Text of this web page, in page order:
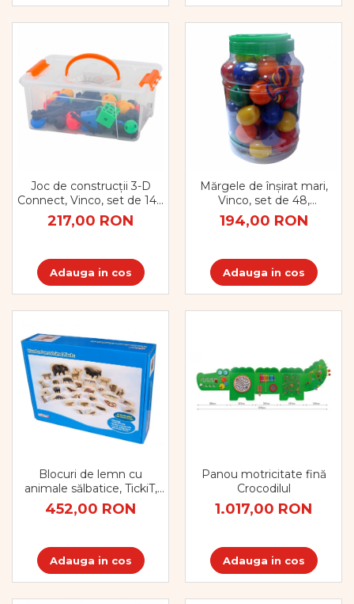
Joc de construcții 3-D
Connect, Vinco, set de 140
piese, multicolor
217,00 RON
Adauga in cos
Mărgele de înșirat mari,
Vinco, set de 48,
multicolor
194,00 RON
Adauga in cos
Blocuri de lemn cu
animale sălbatice, TickiT,
set de 30
452,00 RON
Adauga in cos
Panou motricitate fină
Crocodilul
1.017,00 RON
Adauga in cos